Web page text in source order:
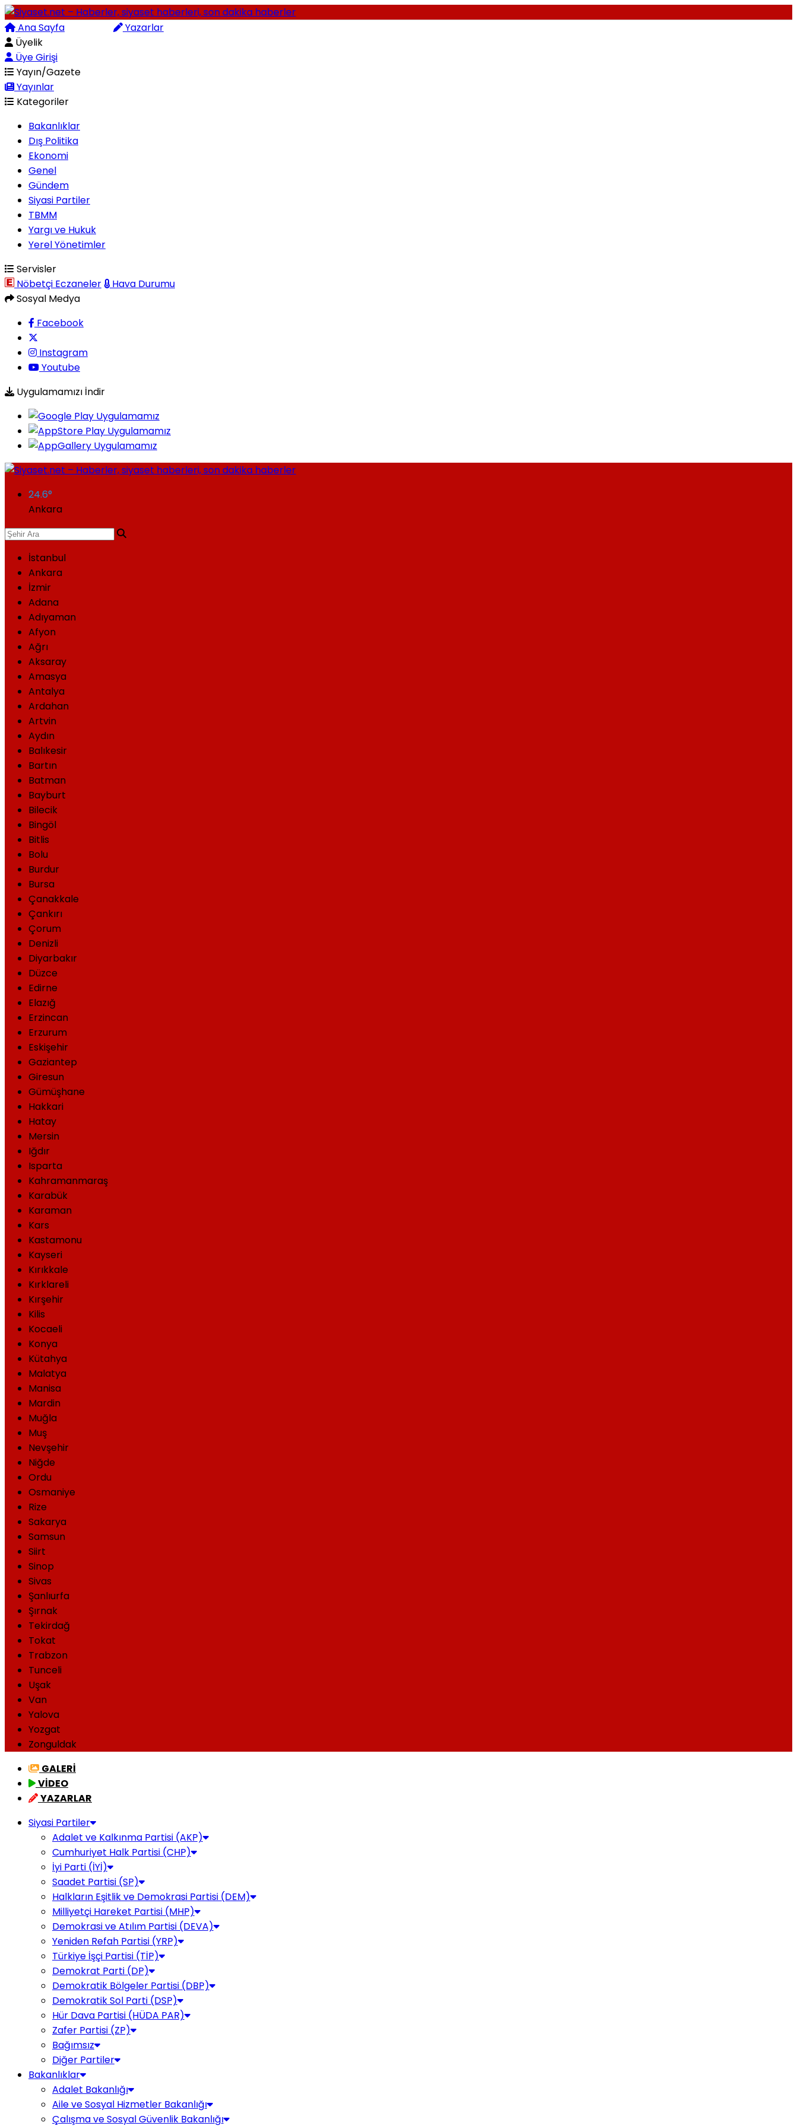
Ana Sayfa
Yazarlar
Üyelik
Üye Girişi
Yayın/Gazete
Yayınlar
Kategoriler
Bakanlıklar
Dış Politika
Ekonomi
Genel
Gündem
Siyasi Partiler
TBMM
Yargı ve Hukuk
Yerel Yönetimler
Servisler
Nöbetçi Eczaneler
Hava Durumu
Sosyal Medya
Facebook
Instagram
Youtube
Uygulamamızı İndir
24.6°
Ankara
İstanbul
Ankara
İzmir
Adana
Adıyaman
Afyon
Ağrı
Aksaray
Amasya
Antalya
Ardahan
Artvin
Aydın
Balıkesir
Bartın
Batman
Bayburt
Bilecik
Bingöl
Bitlis
Bolu
Burdur
Bursa
Çanakkale
Çankırı
Çorum
Denizli
Diyarbakır
Düzce
Edirne
Elazığ
Erzincan
Erzurum
Eskişehir
Gaziantep
Giresun
Gümüşhane
Hakkari
Hatay
Mersin
Iğdır
Isparta
Kahramanmaraş
Karabük
Karaman
Kars
Kastamonu
Kayseri
Kırıkkale
Kırklareli
Kırşehir
Kilis
Kocaeli
Konya
Kütahya
Malatya
Manisa
Mardin
Muğla
Muş
Nevşehir
Niğde
Ordu
Osmaniye
Rize
Sakarya
Samsun
Siirt
Sinop
Sivas
Şanlıurfa
Şırnak
Tekirdağ
Tokat
Trabzon
Tunceli
Uşak
Van
Yalova
Yozgat
Zonguldak
GALERİ
VİDEO
YAZARLAR
Siyasi Partiler
Adalet ve Kalkınma Partisi (AKP)
Cumhuriyet Halk Partisi (CHP)
İyi Parti (İYİ)
Saadet Partisi (SP)
Halkların Eşitlik ve Demokrasi Partisi (DEM)
Milliyetçi Hareket Partisi (MHP)
Demokrasi ve Atılım Partisi (DEVA)
Yeniden Refah Partisi (YRP)
Türkiye İşçi Partisi (TİP)
Demokrat Parti (DP)
Demokratik Bölgeler Partisi (DBP)
Demokratik Sol Parti (DSP)
Hür Dava Partisi (HÜDA PAR)
Zafer Partisi (ZP)
Bağımsız
Diğer Partiler
Bakanlıklar
Adalet Bakanlığı
Aile ve Sosyal Hizmetler Bakanlığı
Çalışma ve Sosyal Güvenlik Bakanlığı